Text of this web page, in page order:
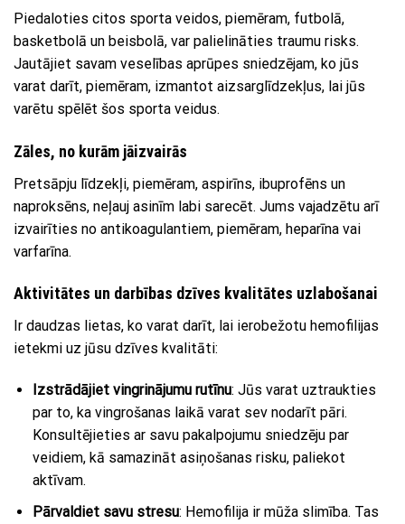
Piedaloties citos sporta veidos, piemēram, futbolā,
basketbolā un beisbolā, var palielināties traumu risks.
Jautājiet savam veselības aprūpes sniedzējam, ko jūs
varat darīt, piemēram, izmantot aizsarglīdzekļus, lai jūs
varētu spēlēt šos sporta veidus.
Zāles, no kurām jāizvairās
Pretsāpju līdzekļi, piemēram, aspirīns, ibuprofēns un
naproksēns, neļauj asinīm labi sarecēt. Jums vajadzētu arī
izvairīties no antikoagulantiem, piemēram, heparīna vai
varfarīna.
Aktivitātes un darbības dzīves kvalitātes uzlabošanai
Ir daudzas lietas, ko varat darīt, lai ierobežotu hemofilijas
ietekmi uz jūsu dzīves kvalitāti:
Izstrādājiet vingrinājumu rutīnu: Jūs varat uztraukties
par to, ka vingrošanas laikā varat sev nodarīt pāri.
Konsultējieties ar savu pakalpojumu sniedzēju par
veidiem, kā samazināt asiņošanas risku, paliekot
aktīvam.
Pārvaldiet savu stresu: Hemofilija ir mūža slimība. Tas